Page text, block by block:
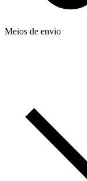
Meios de envio